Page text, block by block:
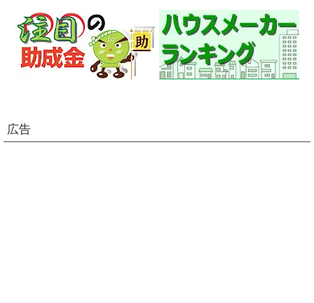
広告